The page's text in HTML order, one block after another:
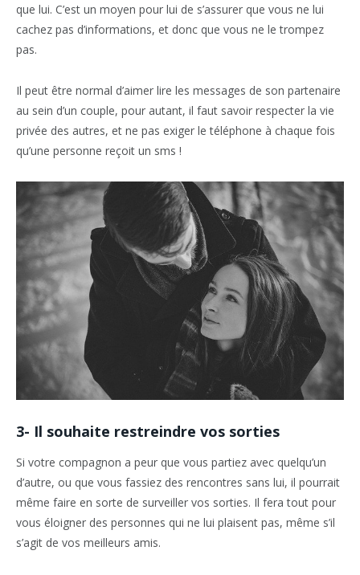
que lui. C’est un moyen pour lui de s’assurer que vous ne lui
cachez pas d’informations, et donc que vous ne le trompez
pas.
Il peut être normal d’aimer lire les messages de son partenaire
au sein d’un couple, pour autant, il faut savoir respecter la vie
privée des autres, et ne pas exiger le téléphone à chaque fois
qu’une personne reçoit un sms !
3- Il souhaite restreindre vos sorties
Si votre compagnon a peur que vous partiez avec quelqu’un
d’autre, ou que vous fassiez des rencontres sans lui, il pourrait
même faire en sorte de surveiller vos sorties. Il fera tout pour
vous éloigner des personnes qui ne lui plaisent pas, même s’il
s’agit de vos meilleurs amis.